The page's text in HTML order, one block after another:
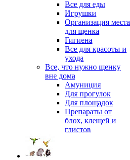
Все для еды
Игрушки
Организация места
для щенка
Гигиена
Все для красоты и
ухода
Все, что нужно щенку
вне дома
Амуниция
Для прогулок
Для площадок
Препараты от
блох, клещей и
глистов